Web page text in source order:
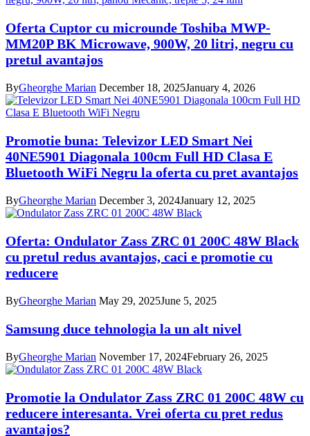
Oferta Cuptor cu microunde Toshiba MWP-
MM20P BK Microwave, 900W, 20 litri, negru cu
pretul avantajos
ByGheorghe Marian December 18, 2025January 4, 2026
Promotie buna: Televizor LED Smart Nei
40NE5901 Diagonala 100cm Full HD Clasa E
Bluetooth WiFi Negru la oferta cu pret avantajos
ByGheorghe Marian December 3, 2024January 12, 2025
Oferta: Ondulator Zass ZRC 01 200C 48W Black
cu pretul redus avantajos, caci e promotie cu
reducere
ByGheorghe Marian May 29, 2025June 5, 2025
Samsung duce tehnologia la un alt nivel
ByGheorghe Marian November 17, 2024February 26, 2025
Promotie la Ondulator Zass ZRC 01 200C 48W cu
reducere interesanta. Vrei oferta cu pret redus
avantajos?